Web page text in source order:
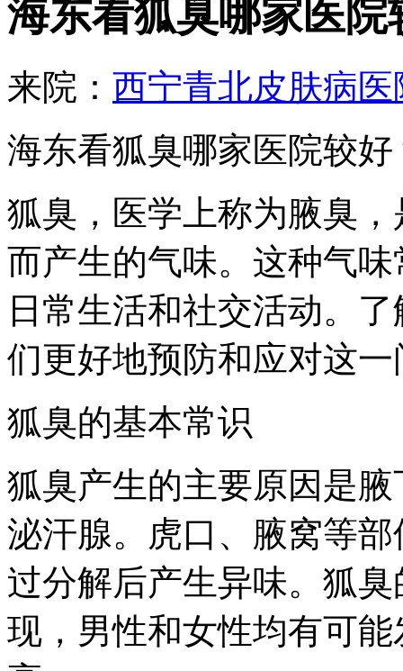
海东看狐臭哪家医院
来院： 西宁青北皮肤病医
海东看狐臭哪家医院较好
狐臭，医学上称为腋臭
而产生的气味。这种气
日常生活和社交活动。
们更好地预防和应对这一
狐臭的基本常识
狐臭产生的主要原因是
泌汗腺。虎口、腋窝等
过分解后产生异味。狐
现，男性和女性均有可